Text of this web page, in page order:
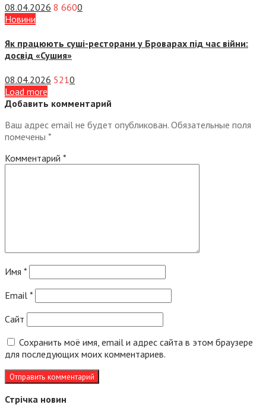
08.04.2026 8 6600
Новини
Як працюють суші-ресторани у Броварах під час війни:
досвід «Сушия»
08.04.2026 5210
Load more
Добавить комментарий
Ваш адрес email не будет опубликован. Обязательные поля
помечены *
Комментарий *
Имя *
Email *
Сайт
Сохранить моё имя, email и адрес сайта в этом браузере
для последующих моих комментариев.
Стрічка новин